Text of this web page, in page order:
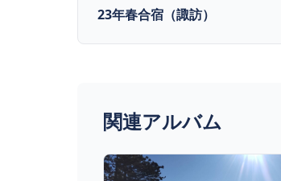
23年春合宿（諏訪）
関連アルバム